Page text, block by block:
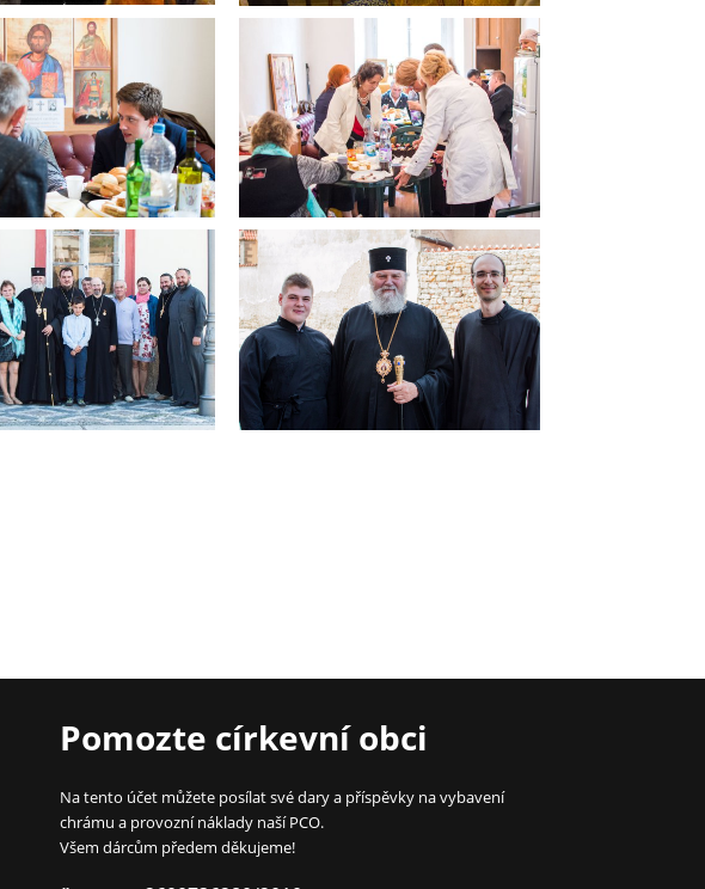
Pomozte církevní obci
Na tento účet můžete posílat své dary a příspěvky na vybavení
chrámu a provozní náklady naší PCO.
Všem dárcům předem děkujeme!